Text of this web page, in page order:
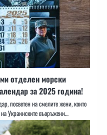
отделен морски
за 2025 година!
посветен на смелите жени, които
Украинските въоръжени…